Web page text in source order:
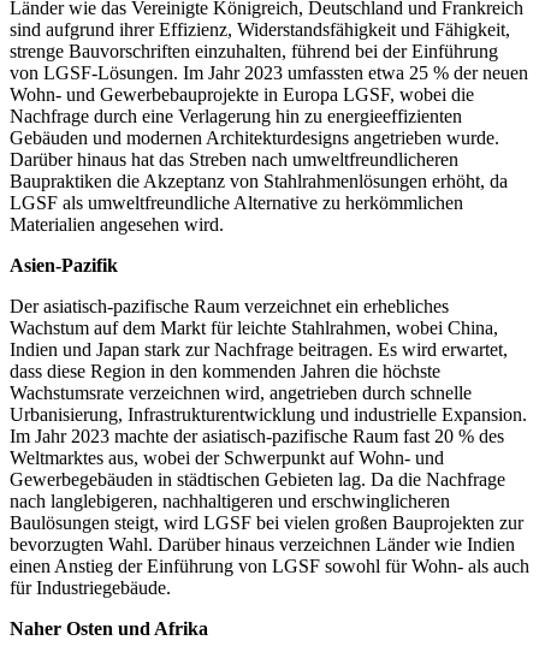
Länder wie das Vereinigte Königreich, Deutschland und Frankreich
sind aufgrund ihrer Effizienz, Widerstandsfähigkeit und Fähigkeit,
strenge Bauvorschriften einzuhalten, führend bei der Einführung
von LGSF-Lösungen. Im Jahr 2023 umfassten etwa 25 % der neuen
Wohn- und Gewerbebauprojekte in Europa LGSF, wobei die
Nachfrage durch eine Verlagerung hin zu energieeffizienten
Gebäuden und modernen Architekturdesigns angetrieben wurde.
Darüber hinaus hat das Streben nach umweltfreundlicheren
Baupraktiken die Akzeptanz von Stahlrahmenlösungen erhöht, da
LGSF als umweltfreundliche Alternative zu herkömmlichen
Materialien angesehen wird.
Asien-Pazifik
Der asiatisch-pazifische Raum verzeichnet ein erhebliches
Wachstum auf dem Markt für leichte Stahlrahmen, wobei China,
Indien und Japan stark zur Nachfrage beitragen. Es wird erwartet,
dass diese Region in den kommenden Jahren die höchste
Wachstumsrate verzeichnen wird, angetrieben durch schnelle
Urbanisierung, Infrastrukturentwicklung und industrielle Expansion.
Im Jahr 2023 machte der asiatisch-pazifische Raum fast 20 % des
Weltmarktes aus, wobei der Schwerpunkt auf Wohn- und
Gewerbegebäuden in städtischen Gebieten lag. Da die Nachfrage
nach langlebigeren, nachhaltigeren und erschwinglicheren
Baulösungen steigt, wird LGSF bei vielen großen Bauprojekten zur
bevorzugten Wahl. Darüber hinaus verzeichnen Länder wie Indien
einen Anstieg der Einführung von LGSF sowohl für Wohn- als auch
für Industriegebäude.
Naher Osten und Afrika